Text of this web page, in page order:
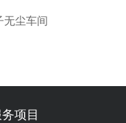
无尘车间
项目